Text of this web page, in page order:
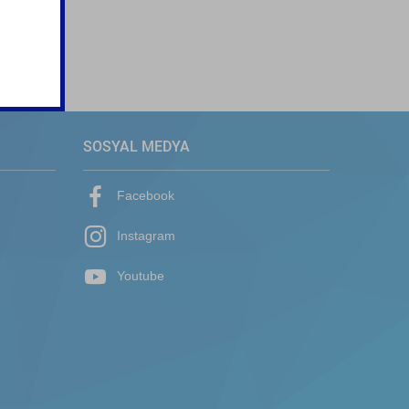
SOSYAL MEDYA
Facebook
Instagram
Youtube